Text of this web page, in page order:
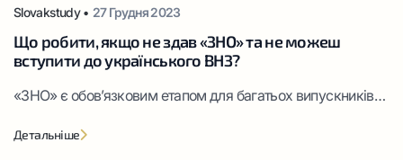
Slovakstudy • 27 Грудня 2023
Що робити, якщо не здав «ЗНО» та не можеш
вступити до українського ВНЗ?
«ЗНО» є обов’язковим етапом для багатьох випускників
іспит має величезне значення у системі освіти держави та
Детальніше